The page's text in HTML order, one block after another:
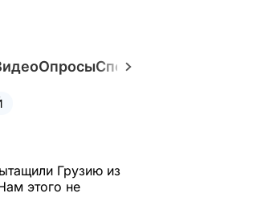
ОпросыСпецпроекты
Грузию из
этого не